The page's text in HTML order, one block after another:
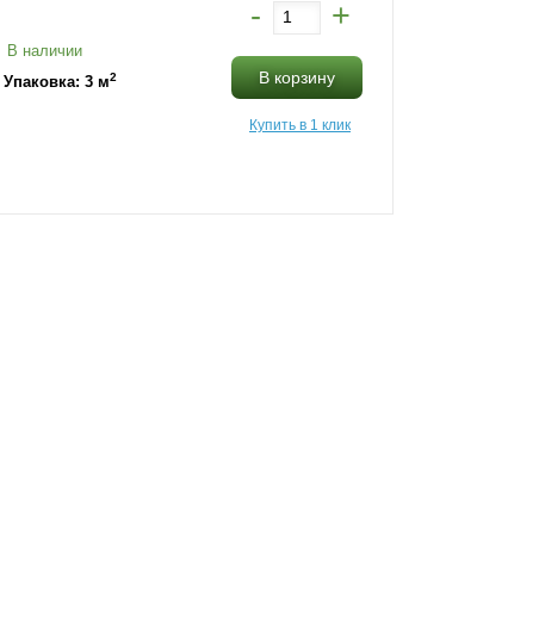
В наличии
Упаковка: 3 м2
- +
В корзину
Купить в 1 клик